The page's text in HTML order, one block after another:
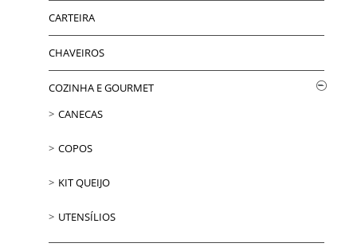
CARTEIRA
CHAVEIROS
COZINHA E GOURMET
CANECAS
COPOS
KIT QUEIJO
UTENSÍLIOS